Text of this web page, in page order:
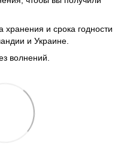
хранения и срока годности
и Украине.
волнений.